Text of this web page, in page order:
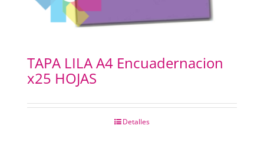
TAPA LILA A4 Encuadernacion
x25 HOJAS
Detalles